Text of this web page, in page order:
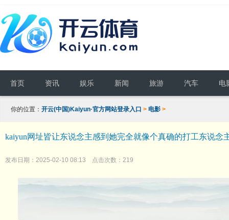
首页 资讯 娱乐 新闻 旅游 汽车 电
你的位置： 开云(中国)Kaiyun·官方网站登录入口 > 电影 >
kaiyun网址皆让东说念主感到她完全就像个真确的打工东说念
发布日期：2025-02-10 08:13 点击次数：219